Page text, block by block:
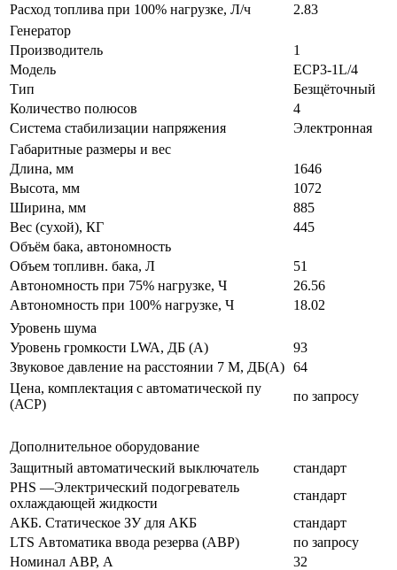
Расход топлива при 100% нагрузке, Л/ч
2.83
Генератор
Производитель
1
Модель
ECP3-1L/4
Тип
Безщёточный
Количество полюсов
4
Система стабилизации напряжения
Электронная
Габаритные размеры и вес
Длина, мм
1646
Высота, мм
1072
Ширина, мм
885
Вес (сухой), КГ
445
Объём бака, автономность
Объем топливн. бака, Л
51
Автономность при 75% нагрузке, Ч
26.56
Автономность при 100% нагрузке, Ч
18.02
Уровень шума
Уровень громкости LWA, ДБ (А)
93
Звуковое давление на расстоянии 7 М, ДБ(А) 64
Цена, комплектация с автоматической пу
(АСР)
по запросу
Дополнительное оборудование
Защитный автоматический выключатель
стандарт
PHS —Электрический подогреватель
охлаждающей жидкости
стандарт
АКБ. Статическое ЗУ для АКБ
стандарт
LTS Автоматика ввода резерва (АВР)
по запросу
Номинал АВР, А
32